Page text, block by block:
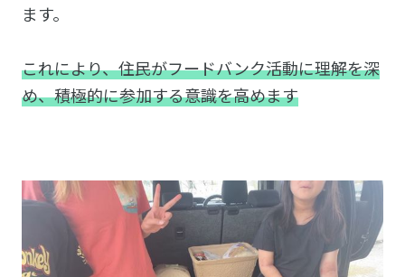
ます。
これにより、住民がフードバンク活動に理解を深
め、積極的に参加する意識を高めます